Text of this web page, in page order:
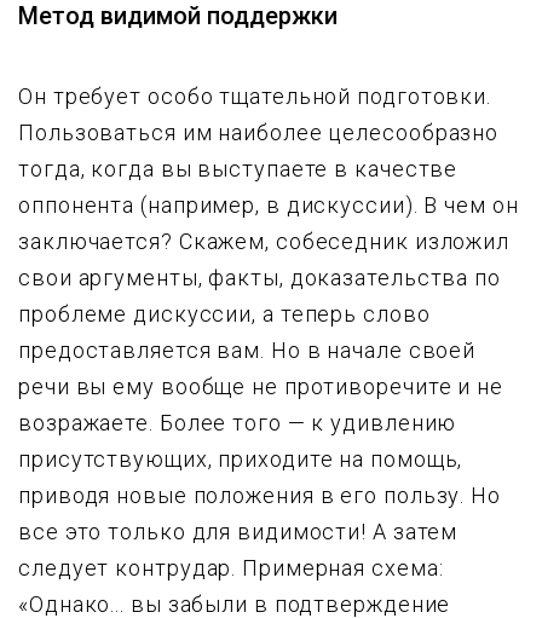
Метод видимой поддержки
Он требует особо тщательной подготовки.
Пользоваться им наиболее целесообразно
тогда, когда вы выступаете в качестве
оппонента (например, в дискуссии). В чем он
заключается? Скажем, собеседник изложил
свои аргументы, факты, доказательства по
проблеме дискуссии, а теперь слово
предоставляется вам. Но в начале своей
речи вы ему вообще не противоречите и не
возражаете. Более того — к удивлению
присутствующих, приходите на помощь,
приводя новые положения в его пользу. Но
все это только для видимости! А затем
следует контрудар. Примерная схема:
«Однако... вы забыли в подтверждение